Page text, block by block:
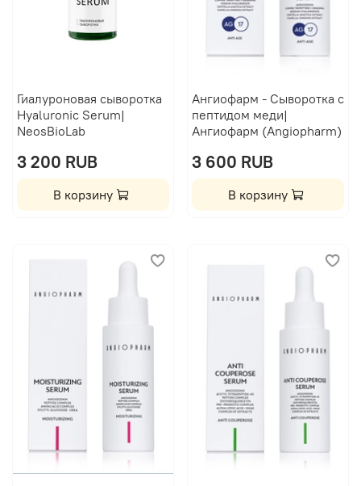
Гиалуроновая сыворотка
Hyaluronic Serum|
NeosBioLab
3 200 RUB
В корзину
Ангиофарм - Сыворотка с
пептидом меди|
Ангиофарм (Angiopharm)
3 600 RUB
В корзину